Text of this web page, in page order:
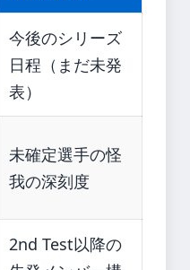
今後のシリーズ
日程（まだ未発
表）
未確定選手の怪
我の深刻度
2nd Test以降の